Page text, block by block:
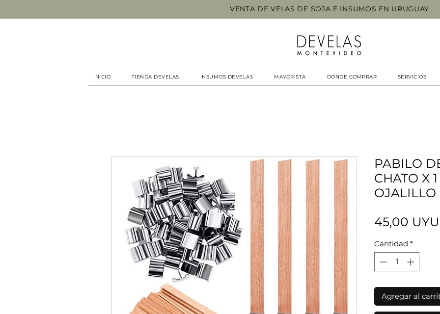
VENTA DE VELAS DE SOJA E INSUMOS EN URUGUAY
INICIO TIENDA DEVELAS INSUMOS DEVELAS MAYORISTA DÓNDE COMPRAR SERVICIOS
PABILO
CHATO X
OJALILLO
45,00 UYU
Cantidad *
Agregar al